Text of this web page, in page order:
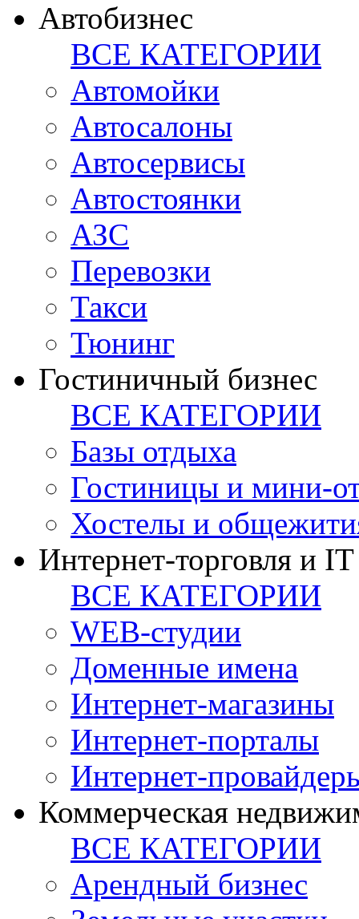
Автобизнес
ВСЕ КАТЕГОРИИ
Автомойки
Автосалоны
Автосервисы
Автостоянки
АЗС
Перевозки
Такси
Тюнинг
Гостиничный бизнес
ВСЕ КАТЕГОРИИ
Базы отдыха
Гостиницы и мини-
Хостелы и
Интернет-торговля и IT
ВСЕ КАТЕГОРИИ
WEB-студии
Доменные имена
Интернет-магазины
Интернет-порталы
Интернет-
Коммерческая
ВСЕ КАТЕГОРИИ
Арендный бизнес